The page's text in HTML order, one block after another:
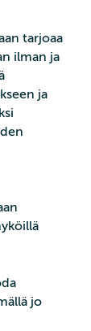
tarjoaa
ilman ja
ja
jo